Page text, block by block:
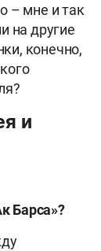
– мне и так
на другие
конечно,
и
Барса»?